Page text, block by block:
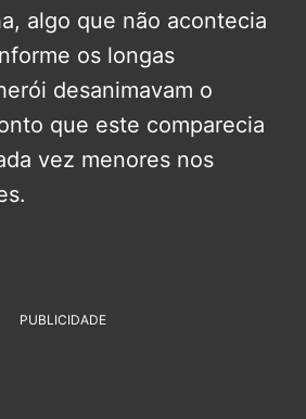
algo que não acontecia
os longas
desanimavam o
que este comparecia
vez menores nos
PUBLICIDADE